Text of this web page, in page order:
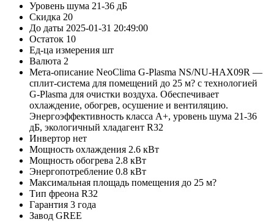
Уровень шума 21-36 дБ
Скидка 20
До даты 2025-01-31 20:49:00
Остаток 10
Ед-ца измерения шт
Валюта 2
Мета-описание NeoClima G-Plasma NS/NU-HAX09R —
сплит-система для помещений до 25 м? с технологией
G-Plasma для очистки воздуха. Обеспечивает
охлаждение, обогрев, осушение и вентиляцию.
Энергоэффективность класса A+, уровень шума 21-36
дБ, экологичный хладагент R32
Инвертор нет
Мощность охлаждения 2.6 кВт
Мощность обогрева 2.8 кВт
Энергопотребление 0.8 кВт
Максимальная площадь помещения до 25 м?
Тип фреона R32
Гарантия 3 года
Завод GREE